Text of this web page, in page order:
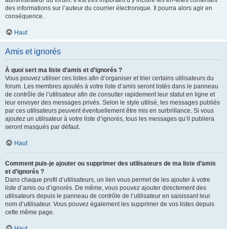
des informations sur l’auteur du courrier électronique. Il pourra alors agir en
conséquence.
Haut
Amis et ignorés
À quoi sert ma liste d’amis et d’ignorés ?
Vous pouvez utiliser ces listes afin d’organiser et trier certains utilisateurs du
forum. Les membres ajoutés à votre liste d’amis seront listés dans le panneau
de contrôle de l’utilisateur afin de consulter rapidement leur statut en ligne et
leur envoyer des messages privés. Selon le style utilisé, les messages publiés
par ces utilisateurs peuvent éventuellement être mis en surbrillance. Si vous
ajoutez un utilisateur à votre liste d’ignorés, tous les messages qu’il publiera
seront masqués par défaut.
Haut
Comment puis-je ajouter ou supprimer des utilisateurs de ma liste d’amis
et d’ignorés ?
Dans chaque profil d’utilisateurs, un lien vous permet de les ajouter à votre
liste d’amis ou d’ignorés. De même, vous pouvez ajouter directement des
utilisateurs depuis le panneau de contrôle de l’utilisateur en saisissant leur
nom d’utilisateur. Vous pouvez également les supprimer de vos listes depuis
cette même page.